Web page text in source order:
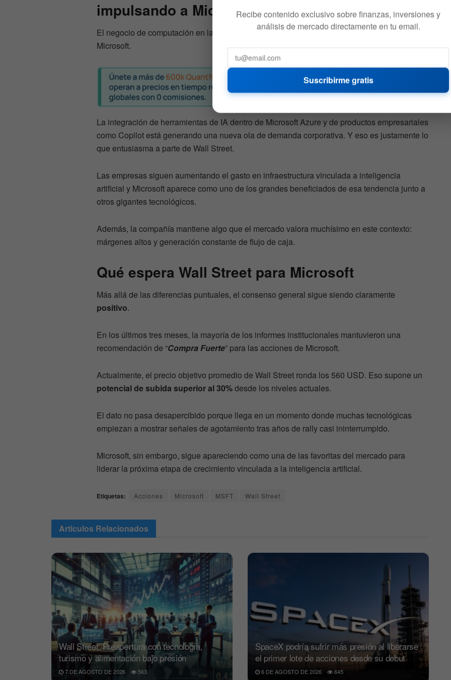
impulsando a Microsoft
El negocio de computación en la nube continúa siendo uno de los grandes motores de
Microsoft.
La integración de herramientas de IA dentro de Microsoft Azure y de productos empresariales
como Copilot está generando una nueva ola de demanda corporativa. Y eso es justamente lo
que entusiasma a parte de Wall Street.
Las empresas siguen aumentando el gasto en infraestructura vinculada a inteligencia
artificial y Microsoft aparece como uno de los grandes beneficiados de esa tendencia junto a
otros gigantes tecnológicos.
Además, la compañía mantiene algo que el mercado valora muchísimo en este contexto:
márgenes altos y generación constante de flujo de caja.
Qué espera Wall Street para Microsoft
Más allá de las diferencias puntuales, el consenso general sigue siendo claramente
positivo.
En los últimos tres meses, la mayoría de los informes institucionales mantuvieron una
recomendación de “Compra Fuerte” para las acciones de Microsoft.
Actualmente, el precio objetivo promedio de Wall Street ronda los 560 USD. Eso supone un
potencial de subida superior al 30%desde los niveles actuales.
El dato no pasa desapercibido porque llega en un momento donde muchas tecnológicas
empiezan a mostrar señales de agotamiento tras años de rally casi ininterrumpido.
Microsoft, sin embargo, sigue apareciendo como una de las favoritas del mercado para
liderar la próxima etapa de crecimiento vinculada a la inteligencia artificial.
Etiquetas: Acciones Microsoft MSFT Wall Street
Articulos Relacionados
Wall Street: Preapertura con tecnología,
turismo y alimentación bajo presión
7 DE AGOSTO DE 2026 563
SpaceX podría sufrir más presión al liberarse
el primer lote de acciones desde su debut
6 DE AGOSTO DE 2026 645
Recibe contenido exclusivo sobre finanzas, inversiones y
análisis de mercado directamente en tu email.
Suscribirme gratis